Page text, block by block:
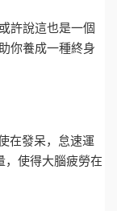
許說這也是一個
你養成一種終身
在發呆，怠速運
，使得大腦疲勞在